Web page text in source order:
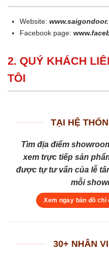
Website:
Facebook page:www.
2. QUÝ KHÁCH
TÔI
TẠI HỆ
Tìm địa điểm
xem trực tiếp sản
được tự tư vấn của lễ
mỗi
Xem ngay bản đồ
30+ NHÂN